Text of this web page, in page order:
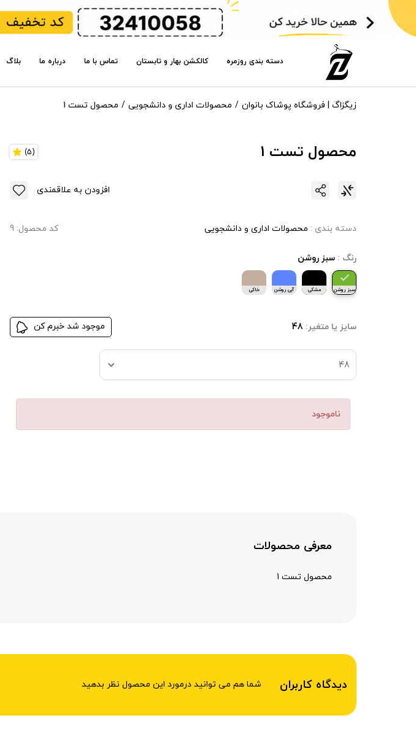
دسته بندی روزمره کالکشن بهار و تابستان تماس با ما درباره ما بلاگ
زیگزاگ | فروشگاه پوشاک بانوان محصولات اداری و دانشجویی محصول تست 1
محصول تست 1 (5)
افزودن به علاقمندی
دسته بندی : محصولات اداری و دانشجویی کد محصول: 9
رنگ : سبز روشن
سبز روشن مشکی آبی روشن خاکی
سایز یا متغیر: 48 موجود شد خبرم کن
48
ناموجود
معرفی محصولات
محصول تست 1
دیدگاه کاربران شما هم می توانید درمورد این محصول نظر بدهید